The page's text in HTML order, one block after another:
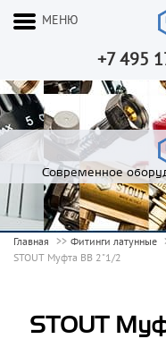
+7 495
МЕНЮ
Современное
Главная Фитинги латунные
STOUT Муфта ВВ 2"1/2
STOUT